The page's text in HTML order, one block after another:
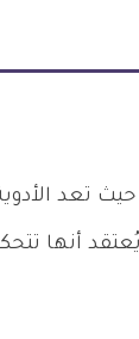
تعد
أنها